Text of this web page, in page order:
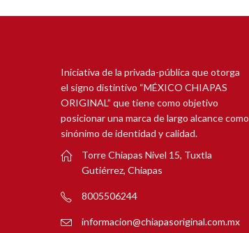
Iniciativa de la privada-pública que otorga
el signo distintivo “MÉXICO CHIAPAS
ORIGINAL” que tiene como objetivo
posicionar una marca de largo alcance como
sinónimo de identidad y calidad.
Torre Chiapas Nivel 15, Tuxtla
Gutiérrez, Chiapas
8005506244
informacion@chiapasoriginal.com.mx